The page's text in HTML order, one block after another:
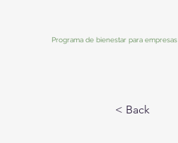
Programa de bienestar para empresas
< Back